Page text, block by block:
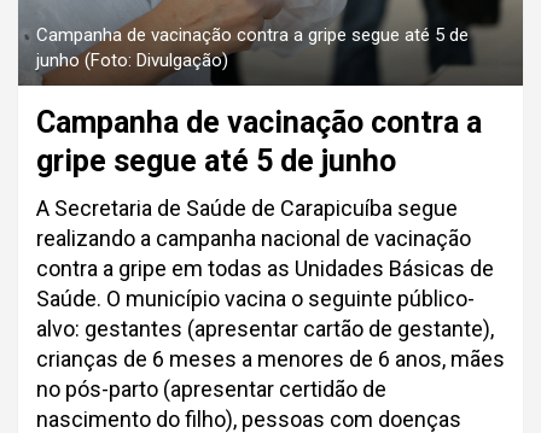
Campanha de vacinação contra a gripe segue até 5 de
junho (Foto: Divulgação)
Campanha de vacinação contra a
gripe segue até 5 de junho
A Secretaria de Saúde de Carapicuíba segue
realizando a campanha nacional de vacinação
contra a gripe em todas as Unidades Básicas de
Saúde. O município vacina o seguinte público-
alvo: gestantes (apresentar cartão de gestante),
crianças de 6 meses a menores de 6 anos, mães
no pós-parto (apresentar certidão de
nascimento do filho), pessoas com doenças